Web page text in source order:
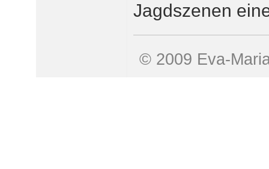
Jagdszenen
© 2009 Eva-